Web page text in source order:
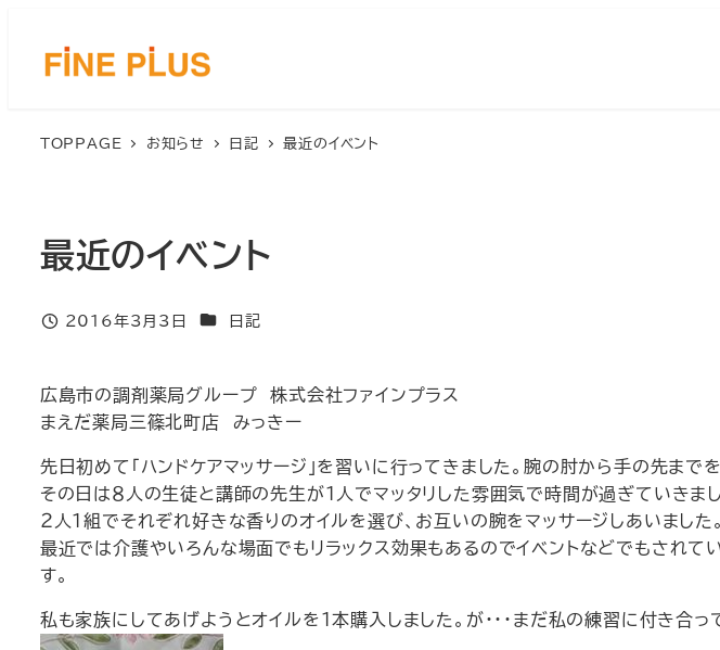
TOPPAGE お知らせ 日記 最近のイベント
最近のイベント
投稿日
2016年3月3日 カテゴリー
日記
広島市の調剤薬局グループ 株式会社ファインプラス
まえだ薬局三篠北町店 みっきー
先日初めて「ハンドケアマッサージ」を習いに行ってきました。腕の肘から手の先まで
その日は８人の生徒と講師の先生が１人でマッタリした雰囲気で時間が過ぎていきまし
２人１組でそれぞれ好きな香りのオイルを選び、お互いの腕をマッサージしあいました。
最近では介護やいろんな場面でもリラックス効果もあるのでイベントなどでもされて
す。
私も家族にしてあげようとオイルを１本購入しました。が・・・まだ私の練習に付き合っ